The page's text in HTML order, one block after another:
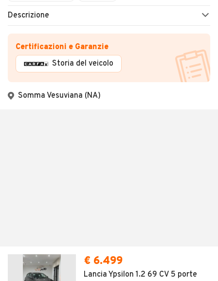
Descrizione
Certificazioni e Garanzie
Storia del veicolo
Somma Vesuviana (NA)
€ 6.499
Lancia Ypsilon 1.2 69 CV 5 porte